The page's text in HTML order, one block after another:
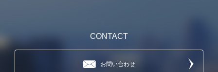
CONTACT
お問い合わせ